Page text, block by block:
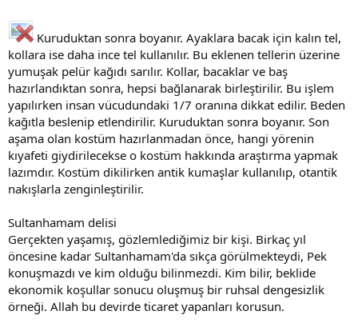
Kuruduktan sonra boyanır. Ayaklara bacak için kalın tel,
kollara ise daha ince tel kullanılır. Bu eklenen tellerin üzerine
yumuşak pelür kağıdı sarılır. Kollar, bacaklar ve baş
hazırlandıktan sonra, hepsi bağlanarak birleştirilir. Bu işlem
yapılırken insan vücudundaki 1/7 oranına dikkat edilir. Beden
kağıtla beslenip etlendirilir. Kuruduktan sonra boyanır. Son
aşama olan kostüm hazırlanmadan önce, hangi yörenin
kıyafeti giydirilecekse o kostüm hakkında araştırma yapmak
lazımdır. Kostüm dikilirken antik kumaşlar kullanılıp, otantik
nakışlarla zenginleştirilir.
Sultanhamam delisi
Gerçekten yaşamış, gözlemlediğimiz bir kişi. Birkaç yıl
öncesine kadar Sultanhamam'da sıkça görülmekteydi, Pek
konuşmazdı ve kim olduğu bilinmezdi. Kim bilir, beklide
ekonomik koşullar sonucu oluşmuş bir ruhsal dengesizlik
örneği. Allah bu devirde ticaret yapanları korusun.